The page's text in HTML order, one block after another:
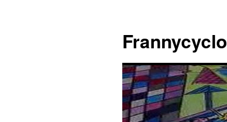
contenu
Frannycyclo